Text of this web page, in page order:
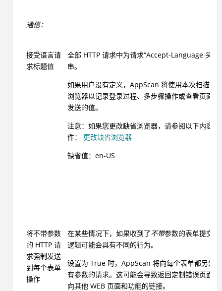
通信：
接受语言请
求标题值
全部 HTTP 请求中为请求“Accept-Language 头”
串。
如果用户没有定义， AppScan 将使用本次扫描中
浏览器以记录登录过程、多步骤操作或查看页面
发送的值。
注意：如果您更改缺省浏览器，请参阅以下内容中
件： 更改缺省浏览器
缺省值：en-US
将不带参数
的 HTTP 请
求强制发送
到每个表单
操作
在某些情况下，如果收到了不带参数的表单提交
逻辑可能会具有不同的行为。
设置为 True 时， AppScan 将向每个表单都另外
有参数的请求。这可能会导致返回定制错误页面
向其他 WEB 页面和功能的链接。